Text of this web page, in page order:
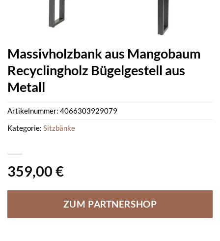
Massivholzbank aus Mangobaum
Recyclingholz Bügelgestell aus
Metall
359,00 €
ZUM PARTNERSHOP
Artikelnummer: 4066303929079
Kategorie: Sitzbänke